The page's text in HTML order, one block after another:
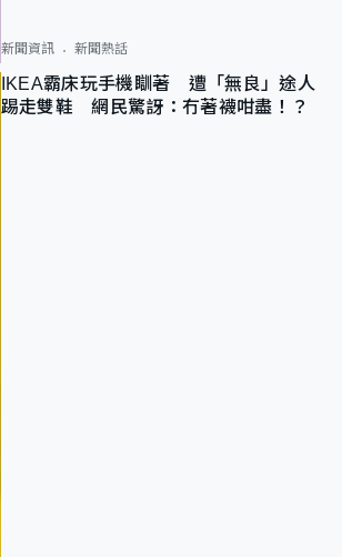
新聞資訊 新聞熱話
IKEA霸床玩手機瞓著 遭「無良」途人
踢走雙鞋 網民驚訝：冇著襪咁盡！？